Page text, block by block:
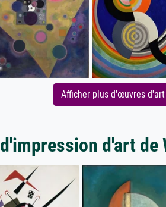
Afficher plus d'œuvres
d'art de